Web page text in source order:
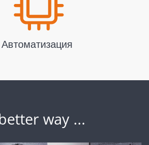
Автоматизация
way ...